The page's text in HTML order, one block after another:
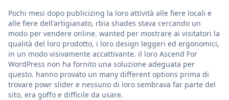
Pochi mesi dopo publicizing la loro attività alle fiere locali e
alle fiere dell'artigianato, rbia shades stava cercando un
modo per vendere online. wanted per mostrare ai visitatori la
qualità del loro prodotto, i loro design leggeri ed ergonomici,
in un modo visivamente accattivante. il loro Ascend For
WordPress non ha fornito una soluzione adeguata per
questo. hanno provato un many different options prima di
trovare powr slider e nessuno di loro sembrava far parte del
sito, era goffo e difficile da usare.